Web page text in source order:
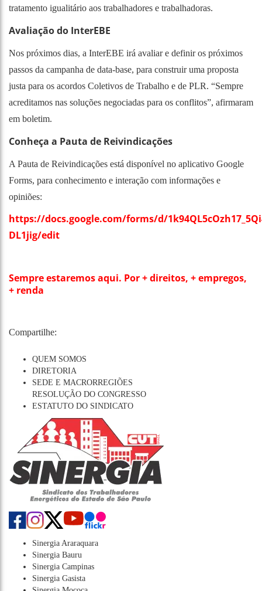
tratamento igualitário aos trabalhadores e trabalhadoras.
Avaliação do InterEBE
Nos próximos dias, a InterEBE irá avaliar e definir os próximos
passos da campanha de data-base, para construir uma proposta
justa para os acordos Coletivos de Trabalho e de PLR. “Sempre
acreditamos nas soluções negociadas para os conflitos”, afirmaram
em boletim.
Conheça a Pauta de Reivindicações
A Pauta de Reivindicações está disponível no aplicativo Google
Forms, para conhecimento e interação com informações e
opiniões:
https://docs.google.com/forms/d/
DL1jig/edit
Sempre estaremos aqui. Por + direitos, + empregos,
+ renda
Compartilhe:
QUEM SOMOS
DIRETORIA
SEDE E MACRORREGIÕES
RESOLUÇÃO DO CONGRESSO
ESTATUTO DO SINDICATO
Sinergia Araraquara
Sinergia Bauru
Sinergia Campinas
Sinergia Gasista